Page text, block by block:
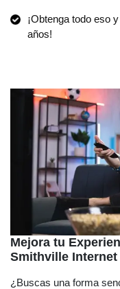
¡Obtenga todo eso
años!
Mejora tu
Smithville Internet
¿Buscas una forma